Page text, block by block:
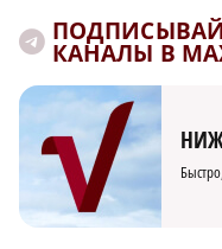
КАНАЛЫ В